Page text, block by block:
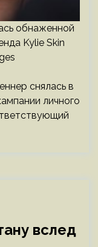
обнаженной
Kylie Skin
снялась в
личного
вслед